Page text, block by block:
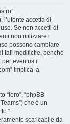
l’utente accetta di
Se non accetti di
non utilizzare i
possono cambiare
tali modifiche, benché
per eventuali
implica la
“loro”, “phpBB
che è un
“
scaricabile da